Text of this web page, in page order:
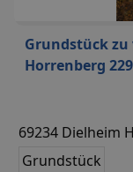
Grundstück
Horrenberg
69234 Dielheim
Grundstück